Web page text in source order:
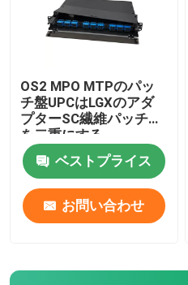
OS2 MPO MTPのパッ
チ盤UPCはLGXのアダ
プターSC繊維パッチ盤
を二重にする
ベストプライス
お問い合わせ